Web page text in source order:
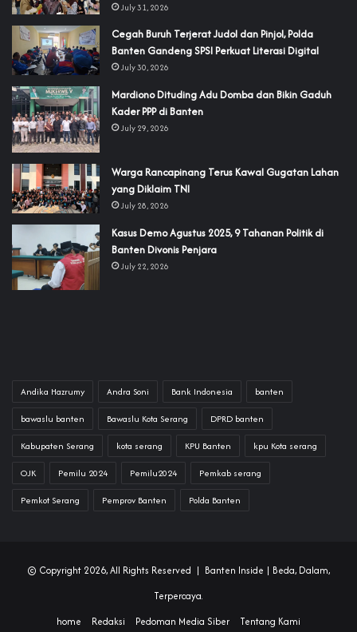
July 31, 2026
Cegah Buruh Terjerat Judol dan Pinjol, Polda
Banten Gandeng SPSI Perkuat Literasi Digital
July 30, 2026
‎Mardiono Dituding Adu Domba dan Bikin Gaduh
Kader PPP di Banten
July 29, 2026
‎Warga Rancapinang Terus Kawal Gugatan Lahan
yang Diklaim TNI‎‎
July 28, 2026
‎Kasus Demo Agustus 2025, 9 Tahanan Politik di
Banten Divonis Penjara
July 22, 2026
Andika Hazrumy Andra Soni Bank Indonesia banten
bawaslu banten Bawaslu Kota Serang DPRD banten
Kabupaten Serang kota serang KPU Banten kpu Kota serang
OJK Pemilu 2024 Pemilu2024 Pemkab serang
Pemkot Serang Pemprov Banten Polda Banten
© Copyright 2026, All Rights Reserved | Banten Inside | Beda, Dalam,
Terpercaya.
home
Redaksi Pedoman Media Siber Tentang Kami